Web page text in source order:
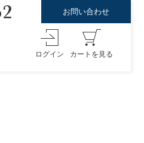
お問い合わせ
ログイン カートを見る